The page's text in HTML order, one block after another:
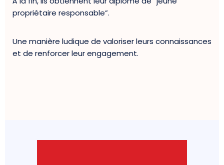
propriétaire responsable”.
Une manière ludique de valoriser leurs connaissances
et de renforcer leur engagement.